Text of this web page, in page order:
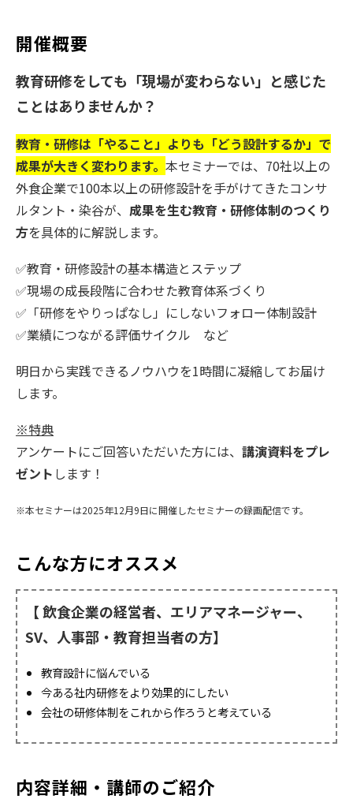
開催概要
教育研修をしても「現場が変わらない」と感じた
ことはありませんか？
教育・研修は「やること」よりも「どう設計するか」で
成果が大きく変わります。 本セミナーでは、70社以上の
外食企業で100本以上の研修設計を手がけてきたコンサ
ルタント・染谷が、 成果を生む教育・研修体制のつくり
方を具体的に解説します。
✅教育・研修設計の基本構造とステップ
✅現場の成長段階に合わせた教育体系づくり
✅「研修をやりっぱなし」にしないフォロー体制設計
✅業績につながる評価サイクル など
明日から実践できるノウハウを1時間に凝縮してお届け
します。
※特典
アンケートにご回答いただいた方には、 講演資料をプレ
ゼント します！
※本セミナーは2025年12月9日に開催したセミナーの録画配信です。
こんな方にオススメ
【 飲食企業の経営者、エリアマネージャー、
SV、人事部・教育担当者の方】
教育設計に悩んでいる
今ある社内研修をより効果的にしたい
会社の研修体制をこれから作ろうと考えている
内容詳細・講師のご紹介